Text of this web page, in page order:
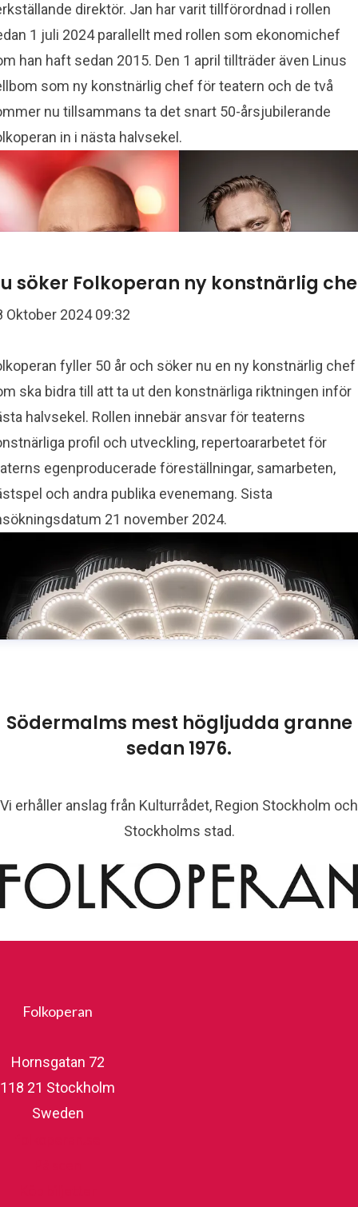
direktör. Jan har varit tillförordnad i rollen
1 juli 2024 parallellt med rollen som ekonomichef
han haft sedan 2015. Den 1 april tillträder även Linus
som ny konstnärlig chef för teatern och de två
nu tillsammans ta det snart 50-årsjubilerande
in i nästa halvsekel.
söker Folkoperan ny konstnärlig
Oktober 2024 09:32
fyller 50 år och söker nu en ny konstnärlig chef
ska bidra till att ta ut den konstnärliga riktningen inför
halvsekel. Rollen innebär ansvar för teaterns
profil och utveckling, repertoararbetet för
egenproducerade föreställningar, samarbeten,
och andra publika e venemang. Sista
21 november 2024.
Södermalms mest högljudda granne
sedan 1976.
Vi erhåller anslag från Kulturrådet, Region Stockholm och
Stockholms stad.
Folkoperan
Hornsgatan 72
118 21 Stockholm
Sweden